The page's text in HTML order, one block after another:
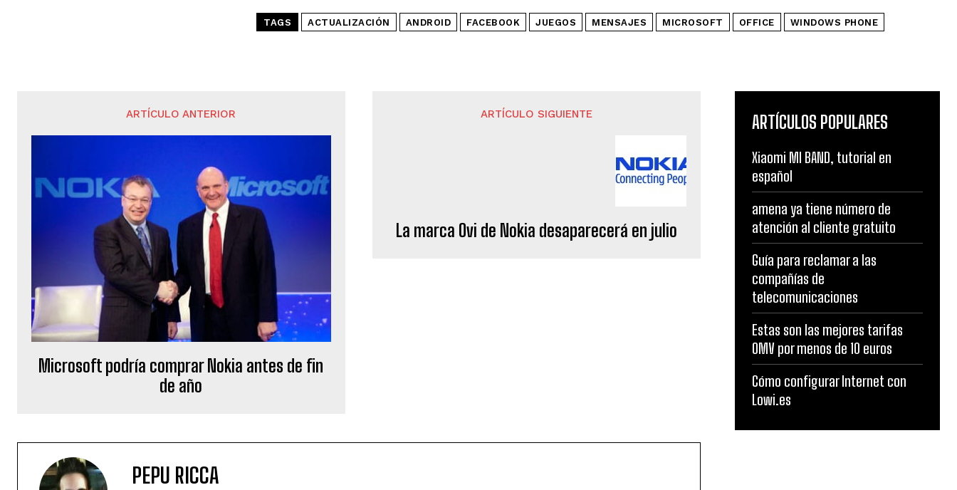
TAGS ACTUALIZACIÓN ANDROID FACEBOOK JUEGOS MENSAJES MICROSOFT OFFICE WINDOWS PHONE
ARTÍCULO ANTERIOR
Microsoft podría comprar Nokia antes de fin
de año
ARTÍCULO SIGUIENTE
La marca Ovi de Nokia desaparecerá en julio
PEPU RICCA
ARTÍCULOS POPULARES
Xiaomi MI BAND, tutorial en
español
amena ya tiene número de
atención al cliente gratuito
Guía para reclamar a las
compañías de
telecomunicaciones
Estas son las mejores tarifas
OMV por menos de 10 euros
Cómo configurar Internet con
Lowi.es